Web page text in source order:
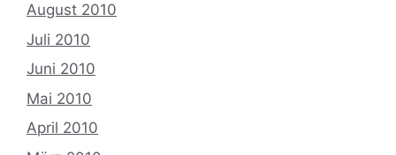
August 2010
Juli 2010
Juni 2010
Mai 2010
April 2010